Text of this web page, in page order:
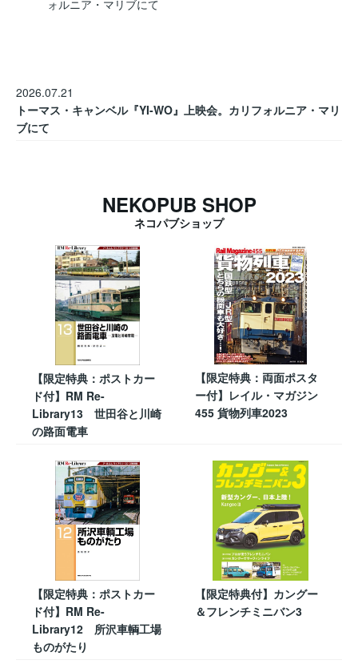
2026.07.21
トーマス・キャンベル『YI-WO』上映会。カリフォルニア・マリ
ブにて
NEKOPUB SHOP
ネコパブショップ
【限定特典：ポストカー
ド付】RM Re-
Library13 世田谷と川崎
の路面電車
【限定特典：両面ポスタ
ー付】レイル・マガジン
455 貨物列車2023
【限定特典：ポストカー
ド付】RM Re-
Library12 所沢車輌工場
ものがたり
【限定特典付】カングー
＆フレンチミニバン3